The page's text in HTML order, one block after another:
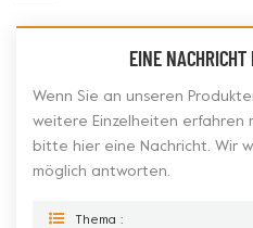
EINE
Wenn Sie an unseren
weitere Einzelheiten erfahren
bitte hier eine Nachricht. Wir
möglich antworten.
Thema :